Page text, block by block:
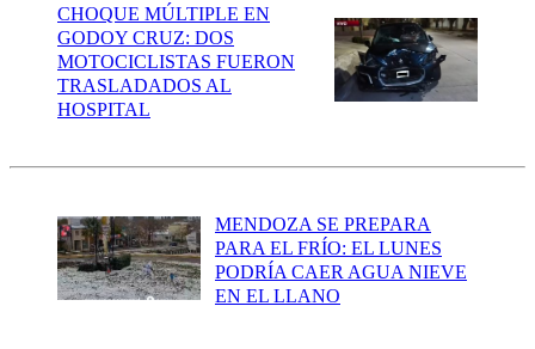
CHOQUE MÚLTIPLE EN
GODOY CRUZ: DOS
MOTOCICLISTAS FUERON
TRASLADADOS AL
HOSPITAL
MENDOZA SE PREPARA
PARA EL FRÍO: EL LUNES
PODRÍA CAER AGUA NIEVE
EN EL LLANO